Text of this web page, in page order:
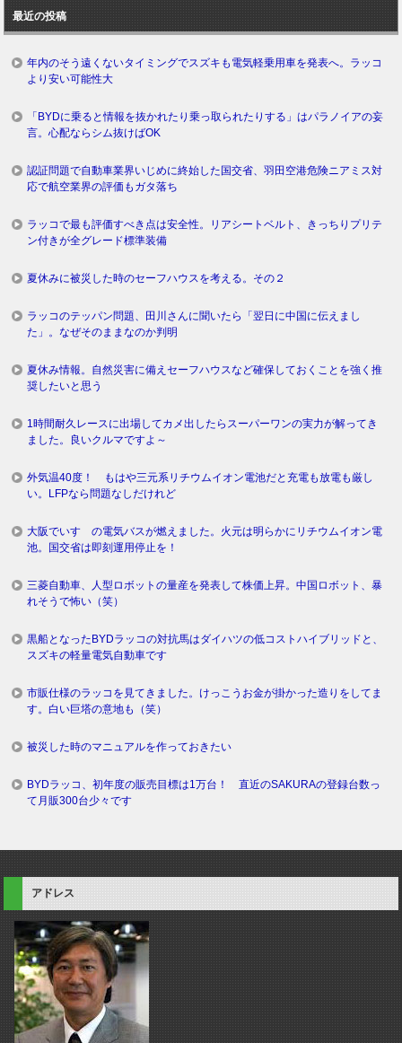
グ
最近の投稿
年内のそう遠くないタイミングでスズキも電気軽乗用車を発表へ。ラッコ
より安い可能性大
「BYDに乗ると情報を抜かれたり乗っ取られたりする」はパラノイアの妄
言。心配ならシム抜けばOK
認証問題で自動車業界いじめに終始した国交省、羽田空港危険ニアミス対
応で航空業界の評価もガタ落ち
ラッコで最も評価すべき点は安全性。リアシートベルト、きっちりプリテ
ン付きが全グレード標準装備
夏休みに被災した時のセーフハウスを考える。その２
ラッコのテッパン問題、田川さんに聞いたら「翌日に中国に伝えまし
た」。なぜそのままなのか判明
夏休み情報。自然災害に備えセーフハウスなど確保しておくことを強く推
奨したいと思う
1時間耐久レースに出場してカメ出したらスーパーワンの実力が解ってき
ました。良いクルマですよ～
外気温40度！ もはや三元系リチウムイオン電池だと充電も放電も厳し
い。LFPなら問題なしだけれど
大阪でいすゞの電気バスが燃えました。火元は明らかにリチウムイオン電
池。国交省は即刻運用停止を！
三菱自動車、人型ロボットの量産を発表して株価上昇。中国ロボット、暴
れそうで怖い（笑）
黒船となったBYDラッコの対抗馬はダイハツの低コストハイブリッドと、
スズキの軽量電気自動車です
市販仕様のラッコを見てきました。けっこうお金が掛かった造りをしてま
す。白い巨塔の意地も（笑）
被災した時のマニュアルを作っておきたい
BYDラッコ、初年度の販売目標は1万台！ 直近のSAKURAの登録台数っ
て月販300台少々です
アドレス